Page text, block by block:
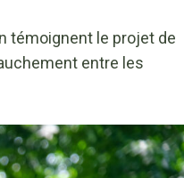
témoignent le projet de
entre les